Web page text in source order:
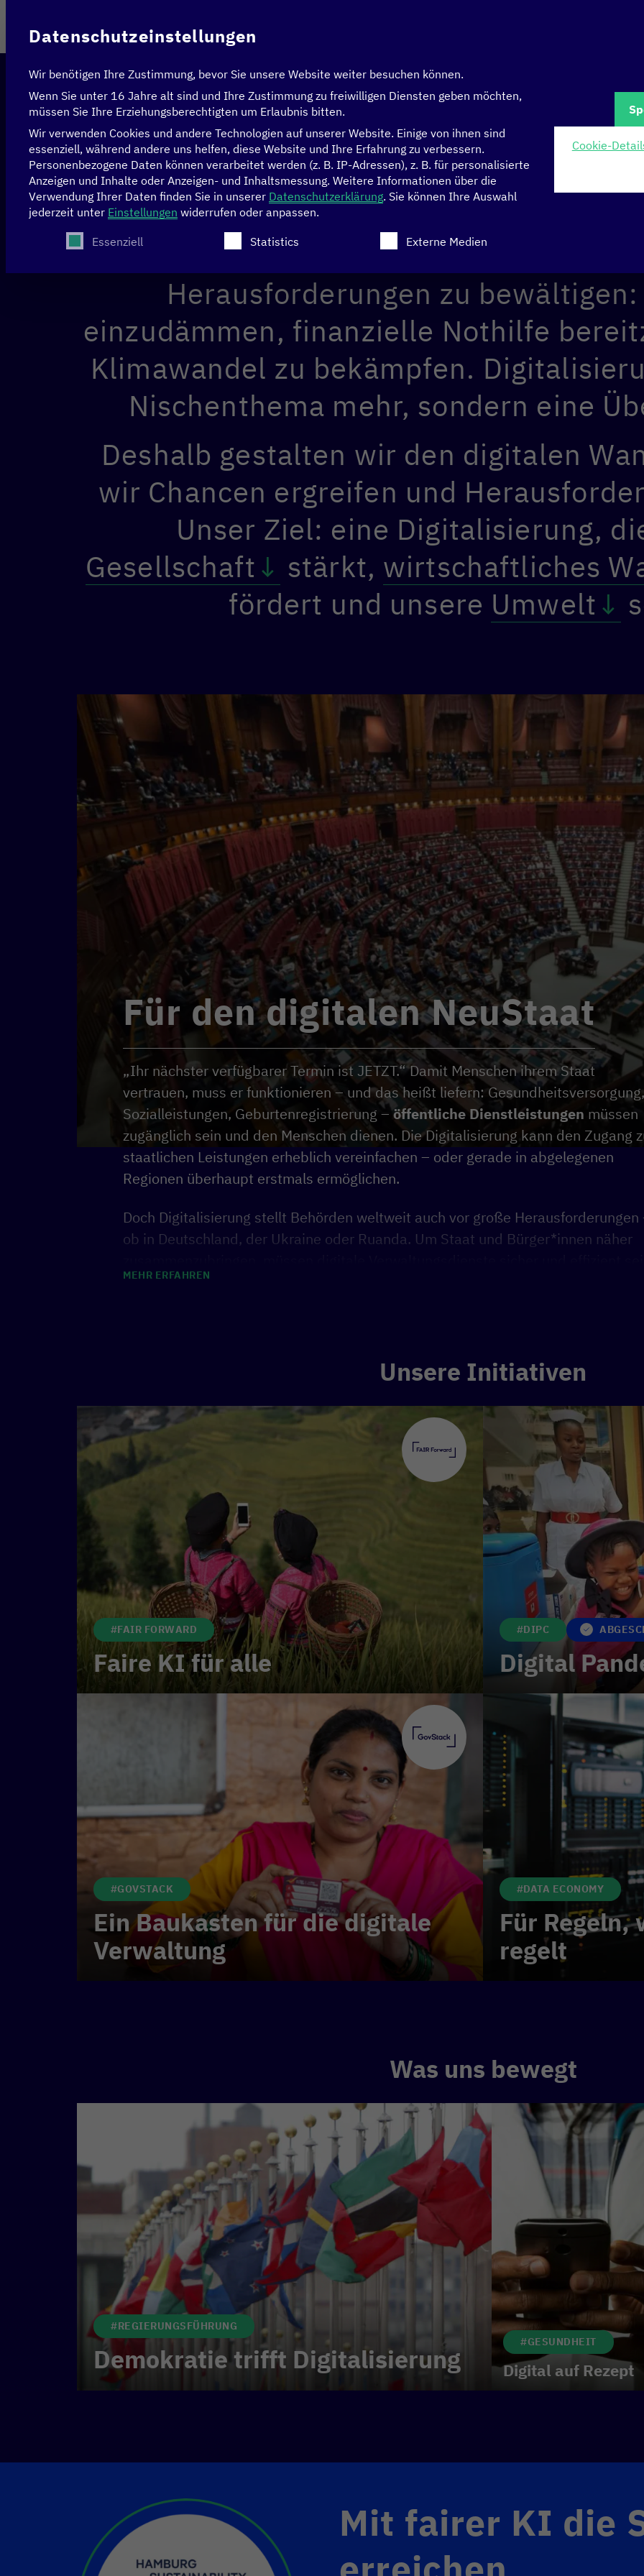
Digitalisierung verändert vieles
Entwicklungspolitik. Digitale
Intelligenz ermöglichen es uns
Herausforderungen zu
einzudämmen, finanzielle Nothilfe
Klimawandel zu bekämpfen.
Nischenthema mehr, sondern eine
Deshalb gestalten wir den digitalen
wir Chancen ergreifen und
Unser Ziel: eine Digitalisierung,
Gesellschaft
stärkt, wirtschaftliches
fördert und unsere Umwelt
Für den digitalen NeuStaat
„Ihr nächster verfügbarer Termin ist JETZT.“ Damit Menschen ihrem Staat
vertrauen, muss er funktionieren – und das heißt liefern: Gesundheitsversorgung,
Sozialleistungen, Geburtenregistrierung –öffentliche Dienstleistungen müssen
zugänglich sein und den Menschen dienen. Die Digitalisierung kann den Zugang
staatlichen Leistungen erheblich vereinfachen – oder gerade in abgelegenen
Regionen überhaupt erstmals ermöglichen.
Doch Digitalisierung stellt Behörden weltweit auch vor große Herausforderungen
ob in Deutschland, der Ukraine oder Ruanda. Um Staat und Bürger*innen näher
Für widerstandsfähige und vertrauenswürdige Verwaltungen investieren wir in
Dafür nutzen wir auch Technologien wie künstliche Intelligenz (KI). Unser Ziel:
. Denn KI kann etwa im Gesundheitsbereich
helfen, Krankheiten zuverlässiger zu erkennen oder sogar bei schwierigen
Operationen unterstützen. KI birgt aber auch Risiken: In den falschen Händen
erleichtert sie gezielte Manipulation und kann zur gezielten Verbreitung von
Desinformation eingesetzt werden. Deshalb brauchen wir klare ethische
und Gesetze, die den Missbrauch verhindern, aber zugleich die Vorteile der
Technologie für alle zugänglich machen.
MEHR ERFAHREN
Unsere Initiativen
#FAIR FORWARD
Faire KI für alle
#DIPC
Digital
#GOVSTACK
Ein Baukasten für die digitale
Verwaltung
#DATA ECONOMY
Für Regeln,
regelt
Was uns bewegt
#REGIERUNGSFÜHRUNG
Demokratie trifft Digitalisierung
#GESUNDHEIT
Digital auf Rezept
Mit fairer KI die
Datenschutzeinstellungen
Wir benötigen Ihre Zustimmung, bevor Sie unsere Website weiter besuchen können.
Wenn Sie unter 16 Jahre alt sind und Ihre Zustimmung zu freiwilligen Diensten geben möchten,
müssen Sie Ihre Erziehungsberechtigten um Erlaubnis bitten.
Wir verwenden Cookies und andere Technologien auf unserer Website. Einige von ihnen sind
essenziell, während andere uns helfen, diese Website und Ihre Erfahrung zu verbessern.
Personenbezogene Daten können verarbeitet werden (z. B. IP-Adressen), z. B. für personalisierte
Anzeigen und Inhalte oder Anzeigen- und Inhaltsmessung. Weitere Informationen über die
Verwendung Ihrer Daten finden Sie in unserer Datenschutzerklärung. Sie können Ihre Auswahl
jederzeit unter Einstellungen widerrufen oder anpassen.
Es folgt eine Liste der Service-Gruppen, für die eine Einwilligung erteilt werden kann. Die erste
Essenziell Statistics Externe Medien
Cookie-